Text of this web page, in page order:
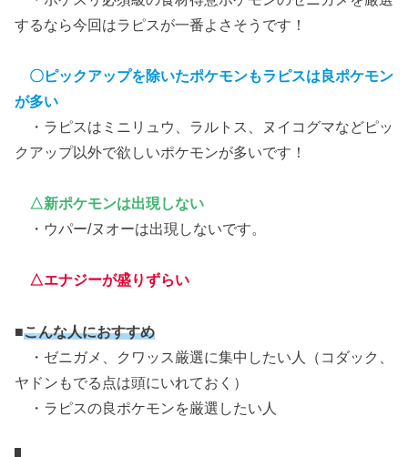
するなら今回はラピスが一番よさそうです！
〇ピックアップを除いたポケモンもラピスは良ポケモン
が多い
・ラピスはミニリュウ、ラルトス、ヌイコグマなどピッ
クアップ以外で欲しいポケモンが多いです！
△新ポケモンは出現しない
・ウパー/ヌオーは出現しないです。
△エナジーが盛りずらい
■こんな人におすすめ
・ゼニガメ、クワッス厳選に集中したい人（コダック、
ヤドンもでる点は頭にいれておく）
・ラピスの良ポケモンを厳選したい人